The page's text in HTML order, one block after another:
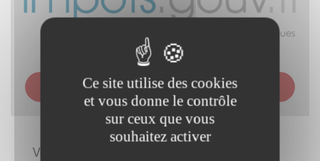
SERVICE DES IMPÔTS DES PARTICULIERS (SIP) -
NEUILLY-SUR-MARNE
Vous rendre sur place :
Ce site utilise des cookies
et vous donne le contrôle
sur ceux que vous
souhaitez activer